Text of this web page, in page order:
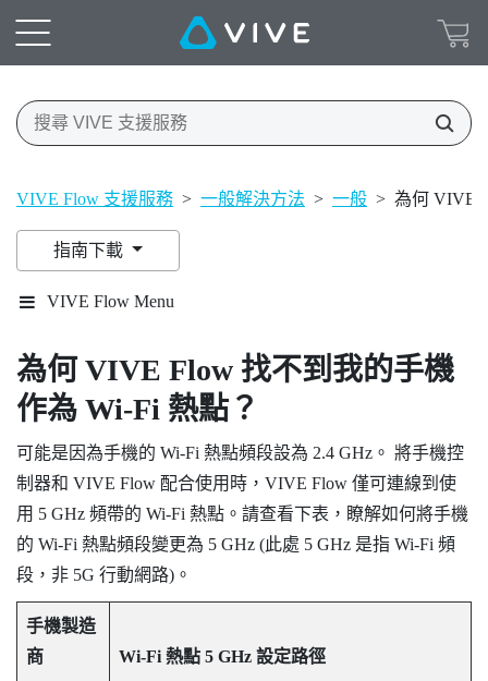
VIVE Flow 支援服務 > 一般解決方法 > 一般 > 為何 VIVE
指南下載
VIVE Flow Menu
為何VIVE Flow 找不到我的手機
作為 Wi-Fi 熱點？
可能是因為手機的 Wi-Fi 熱點頻段設為 2.4 GHz。 將手機控
制器和 VIVE Flow 配合使用時， VIVE Flow 僅可連線到使
用 5 GHz 頻帶的 Wi-Fi 熱點。請查看下表，瞭解如何將手機
的 Wi-Fi 熱點頻段變更為 5 GHz (此處 5 GHz 是指 Wi-Fi 頻
段，非 5G 行動網路)。
手機製造
商
Wi-Fi 熱點 5 GHz 設定路徑